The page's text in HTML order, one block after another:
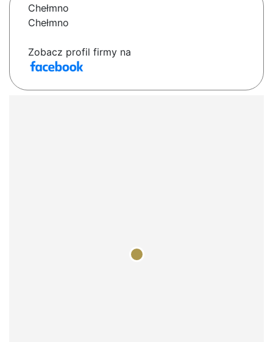
Chełmno
Chełmno
Zobacz profil firmy na